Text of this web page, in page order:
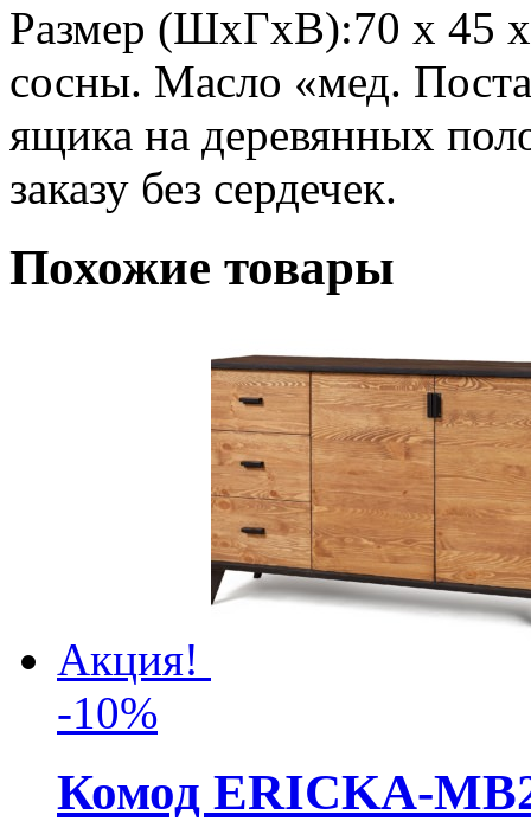
Размер (ШхГхВ):70 х 45
сосны. Масло «мед.
ящика на деревянных
заказу без сердечек.
Похожие товары
Акция!
-10%
Комод ERICKA-